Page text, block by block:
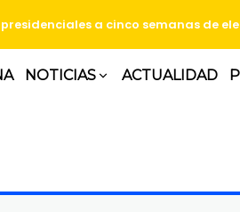
a cinco semanas de
NOTICIAS ACTUALIDAD